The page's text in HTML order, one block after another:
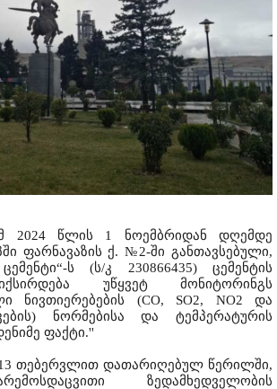
2024 წლის 1 ნოემბრიდან დღემდე
ფარნავაზის ქ. №2-ში განთავსებული,
ს (ს/კ 230866435) ცემენტის
უწყვეტ მონიტორინგს
ნივთიერებების (CO, SO2, NO2 და
ნორმებისა და ტემპერატურის
ფაქტი.''
13 თებერვლით დათარიღებულ წერილში,
ზედამხედველობის